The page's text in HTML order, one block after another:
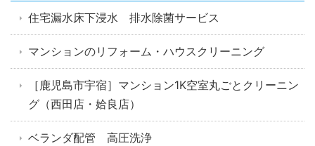
住宅漏水床下浸水 排水除菌サービス
マンションのリフォーム・ハウスクリーニング
［鹿児島市宇宿］マンション1K空室丸ごとクリーニン
グ（西田店・姶良店）
ベランダ配管 高圧洗浄